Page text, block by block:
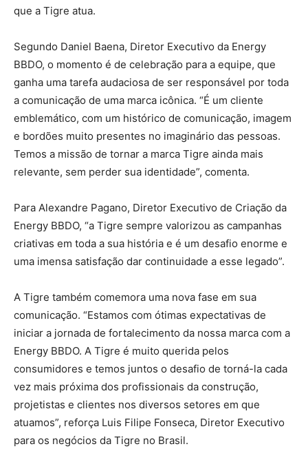
que a Tigre atua.
Segundo Daniel Baena, Diretor Executivo da Energy
BBDO, o momento é de celebração para a equipe, que
ganha uma tarefa audaciosa de ser responsável por toda
a comunicação de uma marca icônica. “É um cliente
emblemático, com um histórico de comunicação, imagem
e bordões muito presentes no imaginário das pessoas.
Temos a missão de tornar a marca Tigre ainda mais
relevante, sem perder sua identidade”, comenta.
Para Alexandre Pagano, Diretor Executivo de Criação da
Energy BBDO, “a Tigre sempre valorizou as campanhas
criativas em toda a sua história e é um desafio enorme e
uma imensa satisfação dar continuidade a esse legado”.
A Tigre também comemora uma nova fase em sua
comunicação. “Estamos com ótimas expectativas de
iniciar a jornada de fortalecimento da nossa marca com a
Energy BBDO. A Tigre é muito querida pelos
consumidores e temos juntos o desafio de torná-la cada
vez mais próxima dos profissionais da construção,
projetistas e clientes nos diversos setores em que
atuamos”, reforça Luis Filipe Fonseca, Diretor Executivo
para os negócios da Tigre no Brasil.